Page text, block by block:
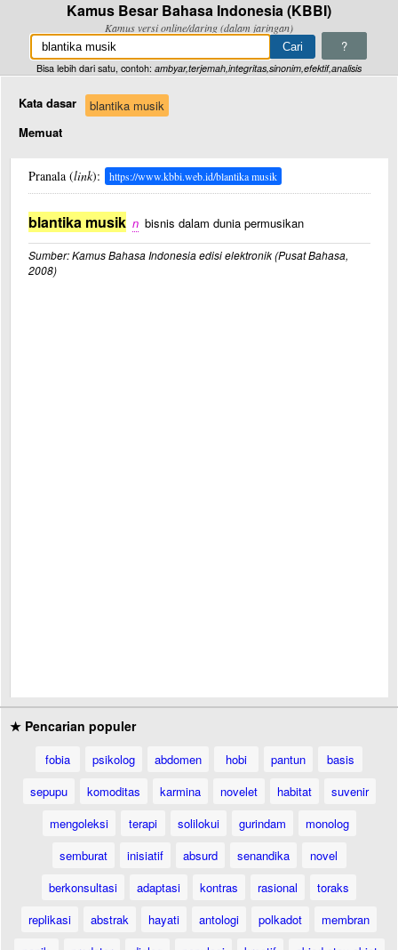
Kamus Besar Bahasa Indonesia (KBBI)
Kamus versi online/daring (dalam jaringan)
?
Bisa lebih dari satu, contoh: ambyar,terjemah,integritas,sinonim,efektif,analisis
Kata dasar
blantika musik
Memuat
Pranala (link): https://www.kbbi.web.id/blantika musik
blantika musik n bisnis dalam dunia permusikan
Sumber: Kamus Bahasa Indonesia edisi elektronik (Pusat Bahasa,
2008)
★ Pencarian populer
fobia psikolog abdomen hobi pantun
basis
sepupu
komoditas karmina novelet habitat
suvenir
mengoleksi
terapi solilokui gurindam
monolog
semburat
inisiatif absurd senandika
novel
berkonsultasi
adaptasi kontras rasional
toraks
replikasi
abstrak hayati antologi polkadot
membran